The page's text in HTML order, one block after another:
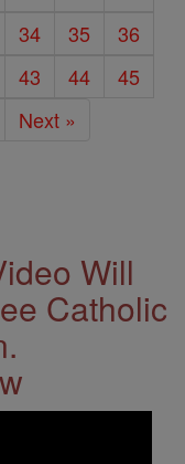
34 35
36
43 44
45
Next »
Will
Catholic